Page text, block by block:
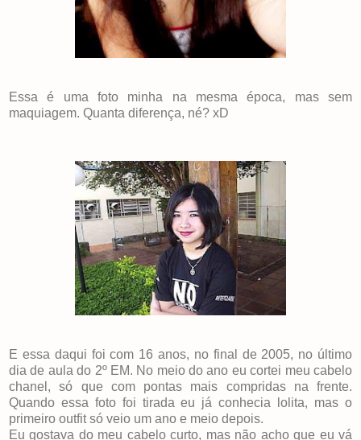
Essa é uma foto minha na mesma época, mas sem
maquiagem. Quanta diferença, né? xD
E essa daqui foi com 16 anos, no final de 2005, no último
dia de aula do 2º EM. No meio do ano eu cortei meu cabelo
chanel, só que com pontas mais compridas na frente.
Quando essa foto foi tirada eu já conhecia lolita, mas o
primeiro outfit só veio um ano e meio depois.
Eu gostava do meu cabelo curto, mas não acho que eu vá